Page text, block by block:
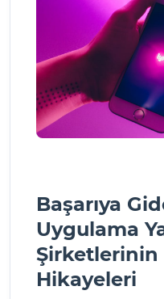
Başarıya
Uygulama
Şirketlerinin
Hikayeleri